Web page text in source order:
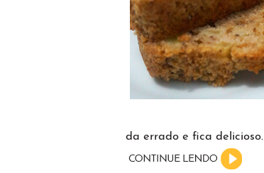
da errado e fica delicioso.